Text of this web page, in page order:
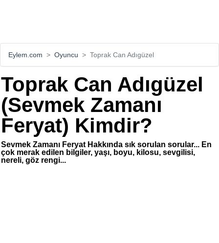
Eylem.com Oyuncu Toprak Can Adıgüzel
Toprak Can Adıgüzel
(Sevmek Zamanı
Feryat) Kimdir?
Sevmek Zamanı Feryat Hakkında sık sorulan sorular... En
çok merak edilen bilgiler, yaşı, boyu, kilosu, sevgilisi,
nereli, göz rengi...